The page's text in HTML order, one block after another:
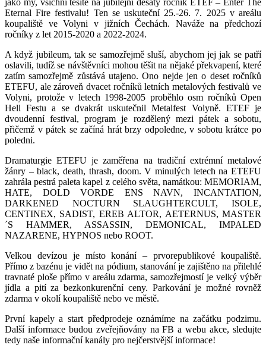
Eternal Fire festivalu! Ten se uskuteční 25.-26. 7. 2025 v areálu
koupaliště ve Volyni v jižních Čechách. Naváže na předchozí
ročníky z let 2015-2020 a 2022-2024.
A když jubileum, tak se samozřejmě sluší, abychom jej jak se patří
oslavili, tudíž se návštěvníci mohou těšit na nějaké překvapení, které
zatím samozřejmě zůstává utajeno. Ono nejde jen o deset ročníků
ETEFU, ale zároveň dvacet ročníků letních metalových festivalů ve
Volyni, protože v letech 1998-2005 proběhlo osm ročníků Open
Hell Festu a se dvakrát uskutečnil Metalfest Volyně. ETEF je
dvoudenní festival, program je rozdělený mezi pátek a sobotu,
přičemž v pátek se začíná hrát brzy odpoledne, v sobotu krátce po
poledni.
Dramaturgie ETEFU je zaměřena na tradiční extrémní metalové
žánry – black, death, thrash, doom. V minulých letech na ETEFU
zahrála pestrá paleta kapel z celého světa, namátkou: MEMORIAM,
HATE, DOLD VORDE ENS NAVN, INCANTATION,
DARKENED NOCTURN SLAUGHTERCULT, ISOLE,
CENTINEX, SADIST, EREB ALTOR, AETERNUS, MASTER
´S HAMMER, ASSASSIN, DEMONICAL, IMPALED
NAZARENE, HYPNOS nebo ROOT.
Velkou devízou je místo konání – prvorepublikové koupaliště.
Přímo z bazénu je vidět na pódium, stanování je zajištěno na přilehlé
travnaté ploše přímo v areálu zdarma, samozřejmostí je velký výběr
jídla a pití za bezkonkurenční ceny. Parkování je možné rovněž
zdarma v okolí koupaliště nebo ve městě.
První kapely a start předprodeje oznámíme na začátku podzimu.
Další informace budou zveřejňovány na FB a webu akce, sledujte
tedy naše informační kanály pro nejčerstvější informace!